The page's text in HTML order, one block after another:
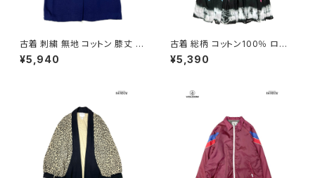
古着 刺繍 無地 コットン 膝丈 ス
カート 紺 (ba2607004)
¥5,940
古着 総柄 コットン100％ ロン
グ丈 スカート 黒 紫 (ba26070
20)
¥5,390